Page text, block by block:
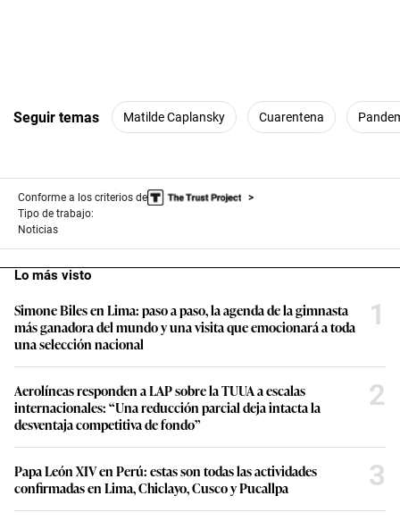
Seguir temas Matilde Caplansky Cuarentena
Conforme a los criterios de
Tipo de trabajo:
Noticias
Lo más visto
Simone Biles en Lima: paso a paso, la agenda de la gimnasta
más ganadora del mundo y una visita que emocionará a toda
una selección nacional
1
Aerolíneas responden a LAP sobre la TUUA a escalas
internacionales: “Una reducción parcial deja intacta la
desventaja competitiva de fondo”
2
Papa León XIV en Perú: estas son todas las actividades
confirmadas en Lima, Chiclayo, Cusco y Pucallpa
3